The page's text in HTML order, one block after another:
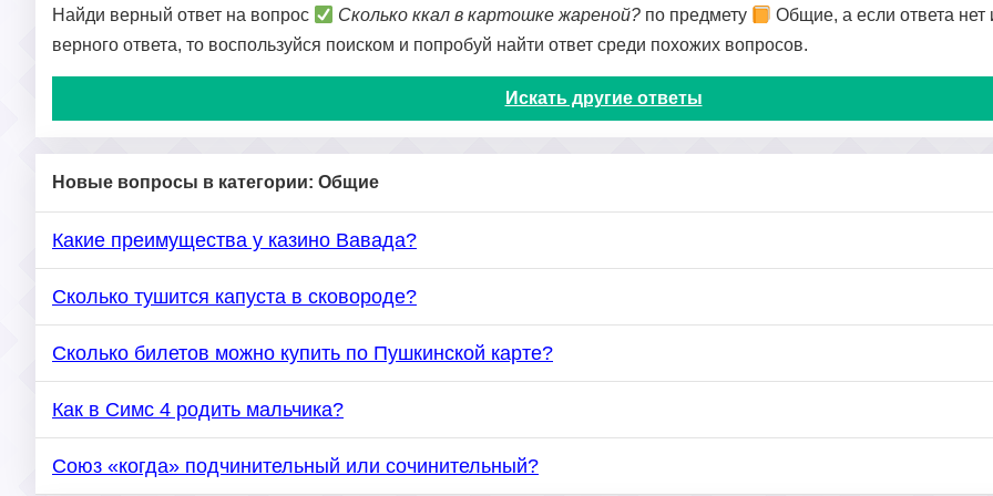
Найди верный ответ на вопрос Сколько ккал в картошке жареной? по предмету
Общие, а если ответа нет
верного ответа, то воспользуйся поиском и попробуй найти ответ среди похожих вопросов.
Искать другие ответы
Новые вопросы в категории: Общие
Какие преимущества у казино Вавада?
Сколько тушится капуста в сковороде?
Сколько билетов можно купить по Пушкинской карте?
Как в Симс 4 родить мальчика?
Союз «когда» подчинительный или сочинительный?